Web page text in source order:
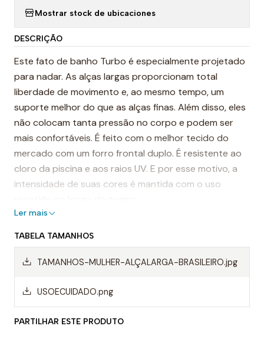
Mostrar stock de ubicaciones
DESCRIÇÃO
Este fato de banho Turbo é especialmente projetado
para nadar. As alças largas proporcionam total
liberdade de movimento e, ao mesmo tempo, um
suporte melhor do que as alças finas. Além disso, eles
não colocam tanta pressão no corpo e podem ser
mais confortáveis. É feito com o melhor tecido do
mercado com um forro frontal duplo. É resistente ao
cloro da piscina e aos raios UV. E por esse motivo, a
intensidade de suas cores é mantida com o uso
resistente do mundo.
Destaques:
- Costuras reforçadas
-Alças de ombro largas
Ler mais
TABELA TAMANHOS
TAMANHOS-MULHER-ALÇALARGA-BRASILEIRO.jpg
USOECUIDADO.png
PARTILHAR ESTE PRODUTO